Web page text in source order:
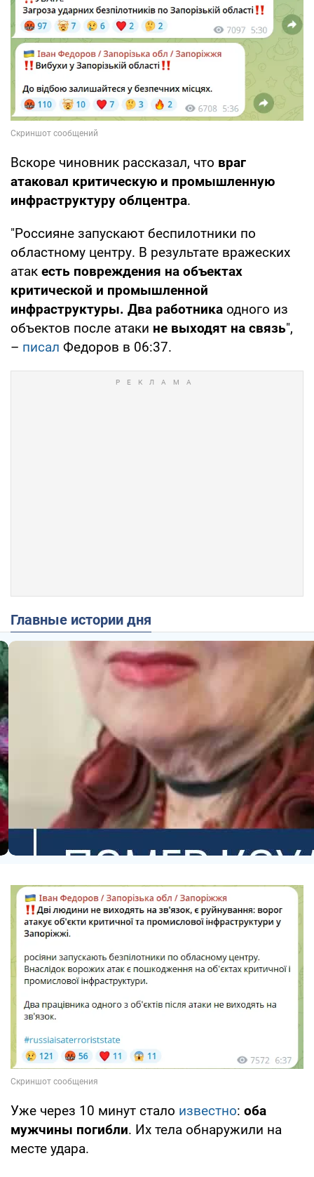
Вскоре чиновник рассказал, что враг
атаковал критическую и промышленную
инфраструктуру облцентра.
"Россияне запускают беспилотники по
областному центру. В результате вражеских
атак есть повреждения на объектах
критической и промышленной
инфраструктуры. Два работника одного из
объектов после атаки не выходят на связь",
– писал Федоров в 06:37.
Главные истории дня
Уже через 10 минут стало известно: оба
мужчины погибли. Их тела обнаружили на
месте удара.